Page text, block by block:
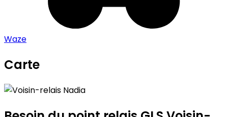
Waze
Carte
Voisin-relais Nadia
+
−